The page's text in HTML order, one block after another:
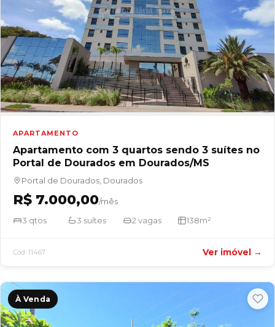
APARTAMENTO
Apartamento com 3 quartos sendo 3 suítes no
Portal de Dourados em Dourados/MS
Portal de Dourados, Dourados
R$ 7.000,00/mês
3 qtos
3 suítes 2 vagas 138m²
Cód. 11467 Ver imóvel →
À Venda